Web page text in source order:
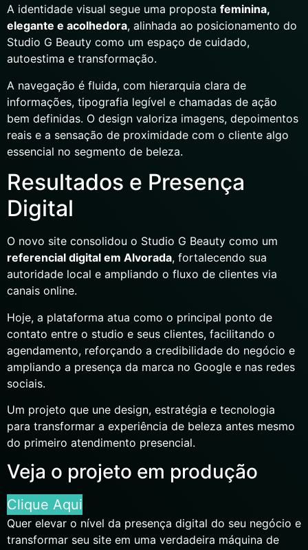
A identidade visual segue uma proposta feminina,
elegante e acolhedora, alinhada ao posicionamento do
Studio G Beauty como um espaço de cuidado,
autoestima e transformação.
A navegação é fluida, com hierarquia clara de
informações, tipografia legível e chamadas de ação
bem definidas. O design valoriza imagens, depoimentos
reais e a sensação de proximidade com o cliente algo
essencial no segmento de beleza.
Resultados e Presença
Digital
O novo site consolidou o Studio G Beauty como um
referencial digital em Alvorada, fortalecendo sua
autoridade local e ampliando o fluxo de clientes via
canais online.
Hoje, a plataforma atua como o principal ponto de
contato entre o studio e seus clientes, facilitando o
agendamento, reforçando a credibilidade do negócio e
ampliando a presença da marca no Google e nas redes
sociais.
Um projeto que une design, estratégia e tecnologia
para transformar a experiência de beleza antes mesmo
do primeiro atendimento presencial.
Veja o projeto em produção
Clique Aqui
Quer elevar o nível da presença digital do seu negócio e
transformar seu site em uma verdadeira máquina de